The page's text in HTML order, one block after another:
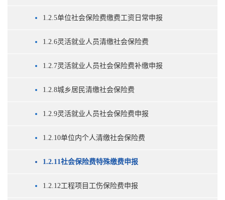
1.2.5单位社会保险费缴费工资日常申报
1.2.6灵活就业人员清缴社会保险费
1.2.7灵活就业人员社会保险费补缴申报
1.2.8城乡居民清缴社会保险费
1.2.9灵活就业人员社会保险费申报
1.2.10单位内个人清缴社会保险费
1.2.11社会保险费特殊缴费申报
1.2.12工程项目工伤保险费申报